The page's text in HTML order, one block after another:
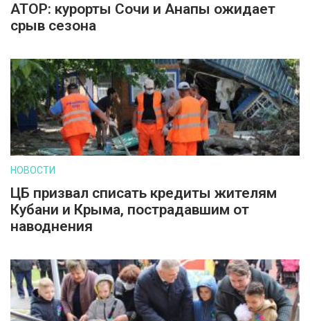
АТОР: курорты Сочи и Анапы ожидает
срыв сезона
НОВОСТИ
ЦБ призвал списать кредиты жителям
Кубани и Крыма, пострадавшим от
наводнения